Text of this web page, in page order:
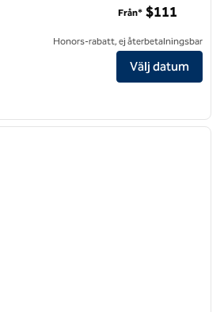
by Hilton Hotel Los Angeles –
Från* $111
Honors-rabatt, ej återbetalningsbar
Välj datum
nästa